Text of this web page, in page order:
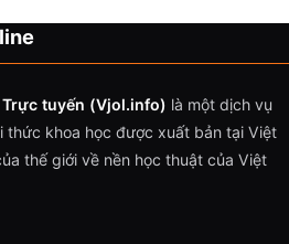
tuyến (Vjol.info) là một dịch vụ
thức khoa học được xuất bản tại Việt
thế giới về nền học thuật của Việt